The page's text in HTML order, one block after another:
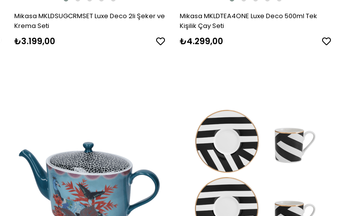
Mikasa MKLDSUGCRMSET Luxe Deco 2li Şeker ve
Krema Seti
₺3.199,00
Mikasa MKLDTEA4ONE Luxe Deco 500ml Tek
Kişilik Çay Seti
₺4.299,00